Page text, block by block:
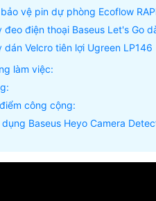
vệ pin dự phòng Ecoflow
đeo điện thoại Baseus Let's Go
dán Velcro tiên lợi Ugreen LP146
làm việc:
công cộng:
Baseus Heyo Camera